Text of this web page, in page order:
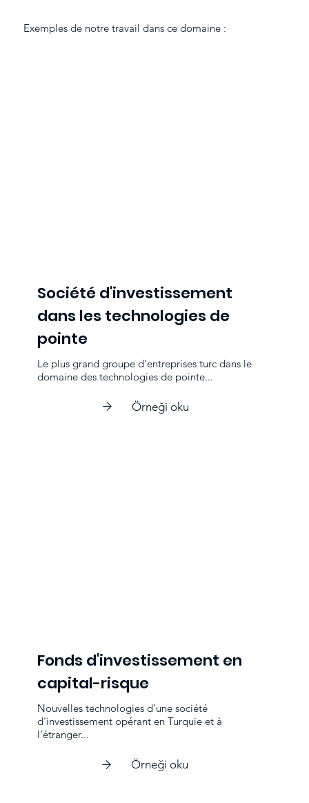
Exemples de notre travail dans ce domaine :
Fonds d'investissement en
capital-risque
Nouvelles technologies d'une société
d'investissement opérant en Turquie et à
l'étranger...
Örneği oku
Société d'investissement
dans les technologies de
pointe
Le plus grand groupe d'entreprises turc dans le
domaine des technologies de pointe...
Örneği oku